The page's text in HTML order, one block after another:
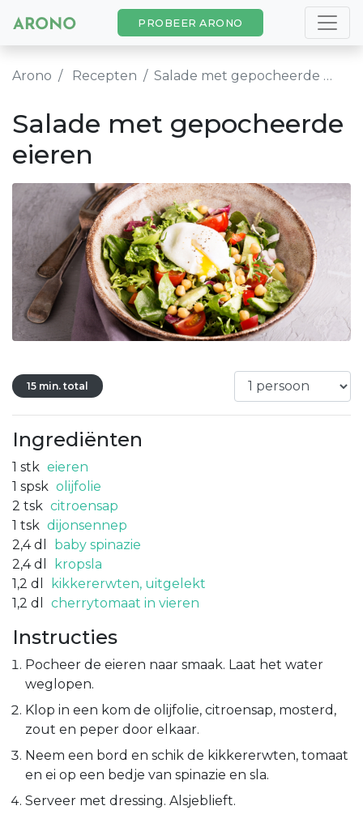
PROBEER ARONO
Arono Recepten Salade met gepocheerde eieren
Salade met gepocheerde
eieren
15 min. total
Ingrediënten
1 stk eieren
1 spsk olijfolie
2 tsk citroensap
1 tsk dijonsennep
2,4 dl
baby spinazie
2,4 dl
kropsla
1,2 dl
kikkererwten, uitgelekt
1,2 dl cherrytomaat in vieren
Instructies
Pocheer de eieren naar smaak. Laat het water
weglopen.
Klop in een kom de olijfolie, citroensap, mosterd,
zout en peper door elkaar.
Neem een bord en schik de kikkererwten, tomaat
en ei op een bedje van spinazie en sla.
Serveer met dressing. Alsjeblieft.